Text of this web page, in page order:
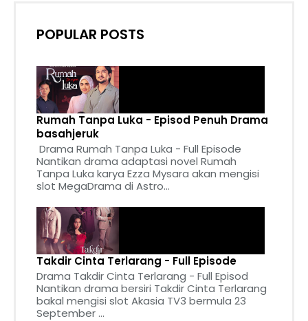
POPULAR POSTS
Rumah Tanpa Luka - Episod Penuh Drama
basahjeruk
Drama Rumah Tanpa Luka - Full Episode
Nantikan drama adaptasi novel Rumah
Tanpa Luka karya Ezza Mysara akan mengisi
slot MegaDrama di Astro...
Takdir Cinta Terlarang - Full Episode
Drama Takdir Cinta Terlarang - Full Episod
Nantikan drama bersiri Takdir Cinta Terlarang
bakal mengisi slot Akasia TV3 bermula 23
September ...